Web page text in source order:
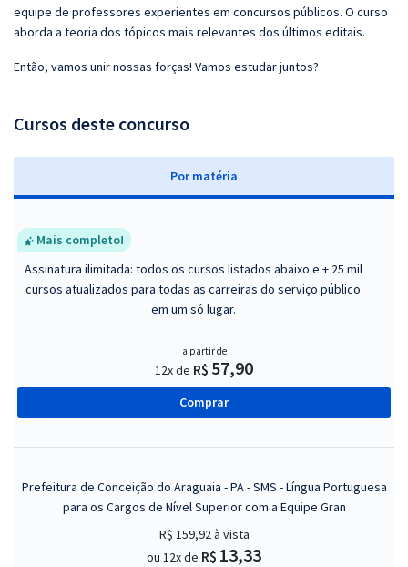
equipe de professores experientes em concursos públicos. O curso
aborda a teoria dos tópicos mais relevantes dos últimos editais.
Então, vamos unir nossas forças! Vamos estudar juntos?
Cursos deste concurso
Por matéria
Mais completo!
Assinatura ilimitada: todos os cursos listados abaixo e + 25 mil
cursos atualizados para todas as carreiras do serviço público
em um só lugar.
a partir de
12x de R$ 57,90
Comprar
Prefeitura de Conceição do Araguaia - PA - SMS - Língua Portuguesa
para os Cargos de Nível Superior com a Equipe Gran
R$ 159,92à vista
ou 12x de R$ 13,33